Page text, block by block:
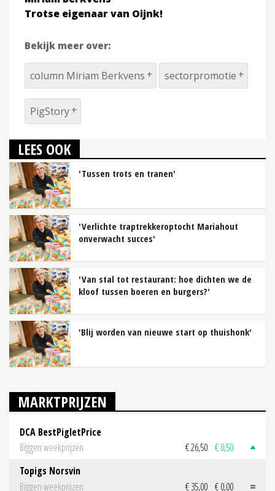
Trotse eigenaar van Oijnk!
Bekijk meer over:
column Miriam Berkvens sectorpromotie
PigStory
LEES OOK
'Tussen trots en tranen'
'Verlichte traptrekkeroptocht Mariahout
onverwacht succes'
'Van stal tot restaurant: hoe dichten we de
kloof tussen boeren en burgers?'
'Blij worden van nieuwe start op thuishonk'
MARKTPRIJZEN
DCA BestPigletPrice
Biggen weekprijzen
€ 26,50 € 0,50
Topigs Norsvin
Biggen weekprijzen
€ 35,00 € 0,00